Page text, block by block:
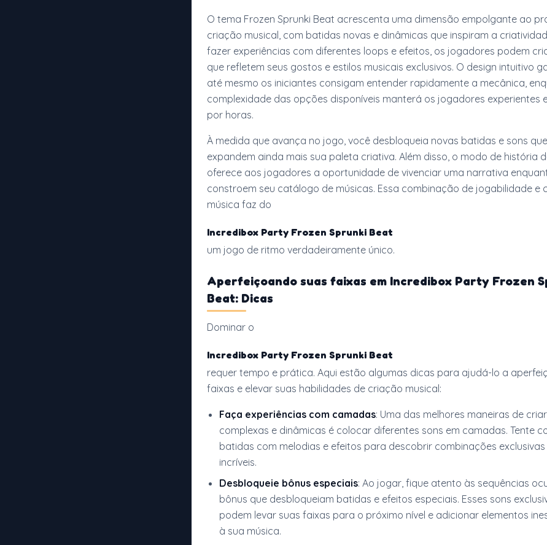
O tema Frozen Sprunki Beat acrescenta uma dimensão empolgante ao
criação musical, com batidas novas e dinâmicas que inspiram a
fazer experiências com diferentes loops e efeitos, os jogadores podem
que refletem seus gostos e estilos musicais exclusivos. O design intuitivo
até mesmo os iniciantes consigam entender rapidamente a mecânica,
complexidade das opções disponíveis manterá os jogadores experientes
por horas.
À medida que avança no jogo, você desbloqueia novas batidas e sons que
expandem ainda mais sua paleta criativa. Além disso, o modo de história
oferece aos jogadores a oportunidade de vivenciar uma narrativa
constroem seu catálogo de músicas. Essa combinação de jogabilidade e
música faz do
Incredibox Party Frozen Sprunki Beat
um jogo de ritmo verdadeiramente único.
Aperfeiçoando suas faixas em Incredibox Party Frozen
Beat: Dicas
Dominar o
Incredibox Party Frozen Sprunki Beat
requer tempo e prática. Aqui estão algumas dicas para ajudá-lo a
faixas e elevar suas habilidades de criação musical:
Faça experiências com camadas: Uma das melhores maneiras de
complexas e dinâmicas é colocar diferentes sons em camadas. Tente
batidas com melodias e efeitos para descobrir combinações
incríveis.
Desbloqueie bônus especiais: Ao jogar, fique atento às sequências
bônus que desbloqueiam batidas e efeitos especiais. Esses sons
podem levar suas faixas para o próximo nível e adicionar elementos
à sua música.